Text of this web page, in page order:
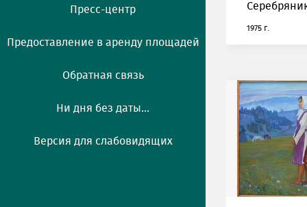
Пресс-центр
Предоставление в аренду площадей
Обратная связь
Ни дня без даты...
Версия для слабовидящих
1975 г.